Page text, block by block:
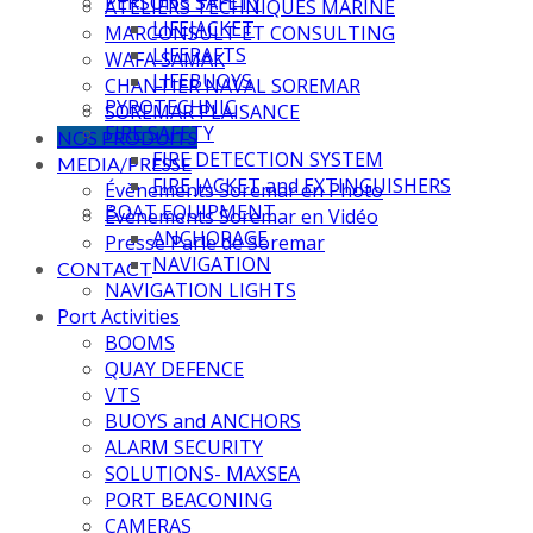
ATELIERS TECHNIQUES MARINE
MARCONSULT ET CONSULTING
WAFA SAMAK
CHANTIER NAVAL SOREMAR
SOREMAR PLAISANCE
NOS PRODUITS
MEDIA/PRESSE
Évènements Soremar en Photo
Évènements Soremar en Vidéo
Presse Parle de Soremar
CONTACT
LIFEJACKET
LIFERAFTS
LIFEBUOYS
PYROTECHNIC
FIRE SAFETY
FIRE DETECTION SYSTEM
FIRE JACKET and EXTINGUISHERS
BOAT EQUIPMENT
ANCHORAGE
NAVIGATION
NAVIGATION LIGHTS
Port Activities
BOOMS
QUAY DEFENCE
VTS
BUOYS and ANCHORS
ALARM SECURITY
SOLUTIONS- MAXSEA
PORT BEACONING
CAMERAS